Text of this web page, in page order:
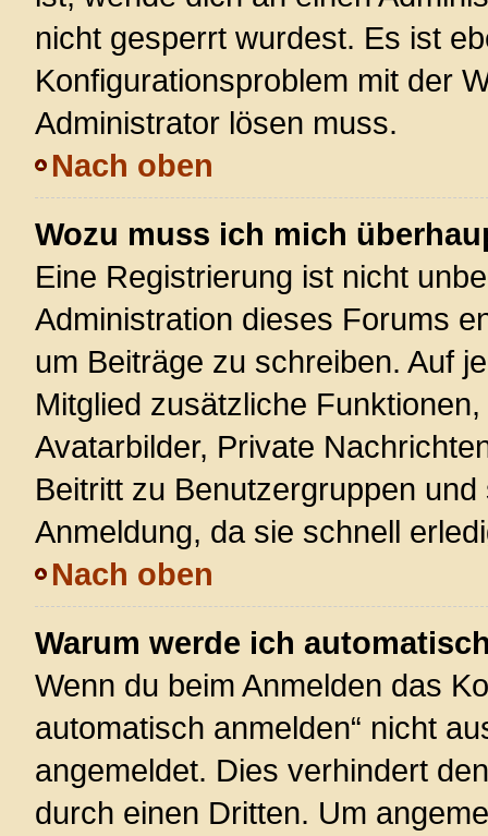
nicht gesperrt wurdest. Es ist
Konfigurationsproblem mit der
Administrator lösen muss.
Nach oben
Wozu muss ich mich
Eine Registrierung ist nicht
Administration dieses Forums
um Beiträge zu schreiben. Auf
Mitglied zusätzliche
Avatarbilder, Private
Beitritt zu Benutzergruppen
Anmeldung, da sie schnell
Nach oben
Warum werde ich
Wenn du beim Anmelden das
automatisch anmelden“ nicht
angemeldet. Dies verhindert
durch einen Dritten. Um